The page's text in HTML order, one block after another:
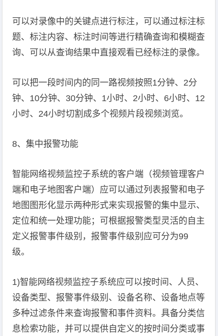
可以对录像中的关键点进行标注，可以通过标注标
题、标注内容、标注时间等进行精确查询和模糊查
询、可以从查询结果中直接观看已经标注的录像。
可以把一段时间内的同一路视频按照1分钟、2分
钟、10分钟、30分钟、1小时、2小时、6小时、12
小时、24小时切割成多个视频片段视频浏览。
8、集中报警功能
智能网络视频监控子系统的客户端（视频管理客户
端和电子地图客户端）应可以通过列表报警和电子
地图图形化显示两种形式来实现报警的集中显示、
定位和统一处理功能；可根据报警类型灵活的自主
定义报警事件级别，报警事件级别应可分为99
级。
1)智能网络视频监控子系统应可以按时间、人员、
设备类型、报警事件级别、设备名称、设备地点等
多种过滤条件来查询报警和事件资料。具备分类信
息检索功能，并可以提供自定义的按时间分类或事